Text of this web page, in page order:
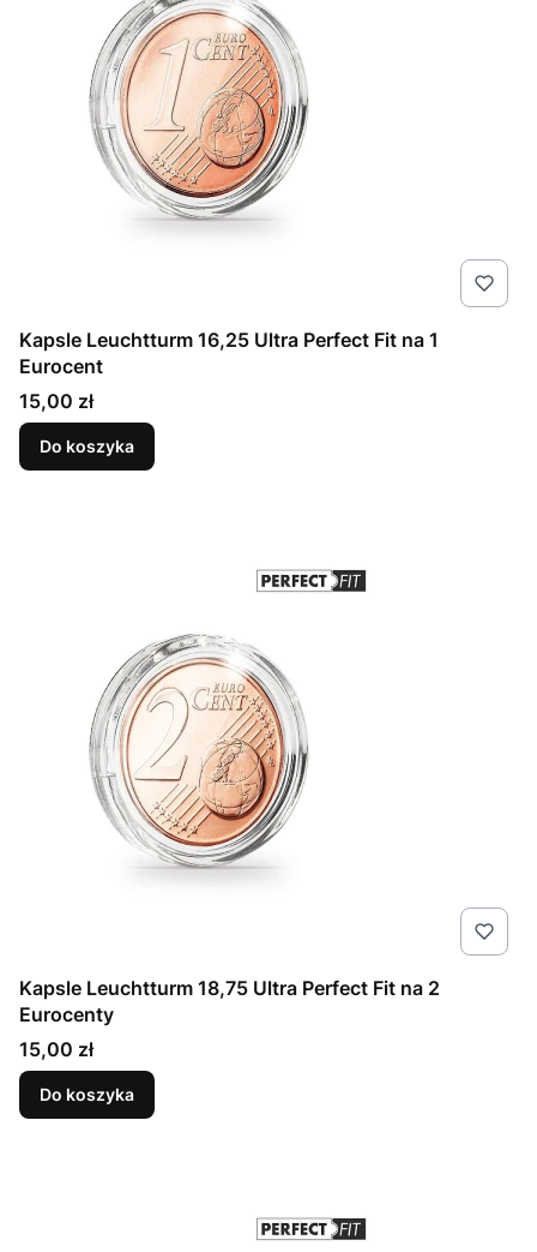
Kapsle Leuchtturm 16,25 Ultra Perfect Fit na 1
Eurocent
Cena
15,00 zł
Do koszyka
Kapsle Leuchtturm 18,75 Ultra Perfect Fit na 2
Eurocenty
Cena
15,00 zł
Do koszyka